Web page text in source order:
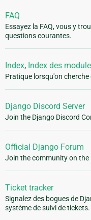
FAQ
Essayez la FAQ, vous y
questions courantes.
Index, Index des
Pratique lorsqu'on
Django Discord Server
Join the Django Discord
Official Django Forum
Join the community on the
Ticket tracker
Signalez des bogues de
système de suivi de tickets.